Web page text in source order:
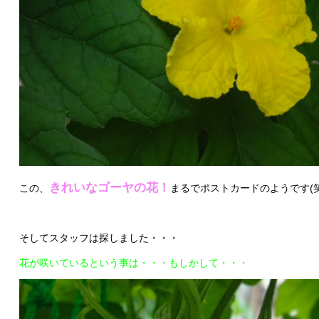
この、 きれいなゴーヤの花！ まるでポストカードのようです(
そしてスタッフは探しました・・・
花が咲いているという事は・・・もしかして・・・